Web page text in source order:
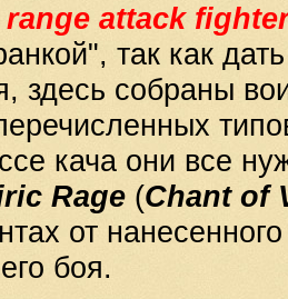
range attack
так как
здесь собраны
кача они все
Rage (Chant of
от
боя.